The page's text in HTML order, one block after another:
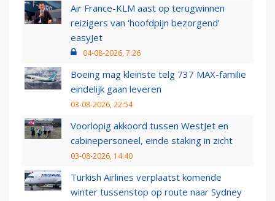
Air France-KLM aast op terugwinnen
reizigers van ‘hoofdpijn bezorgend’
easyJet
04-08-2026, 7:26
Boeing mag kleinste telg 737 MAX-familie
eindelijk gaan leveren
03-08-2026, 22:54
Voorlopig akkoord tussen WestJet en
cabinepersoneel, einde staking in zicht
03-08-2026, 14:40
Turkish Airlines verplaatst komende
winter tussenstop op route naar Sydney